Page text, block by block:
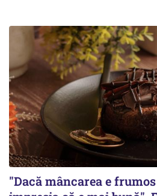
"Dacă mâncarea e